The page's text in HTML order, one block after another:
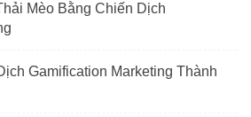
Mèo Bằng Chiến Dịch
Gamification Marketing Thành